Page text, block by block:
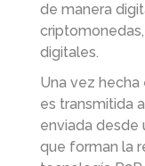
de manera
digitales.
Una vez hecha
es transmitida
enviada desde
que forman la